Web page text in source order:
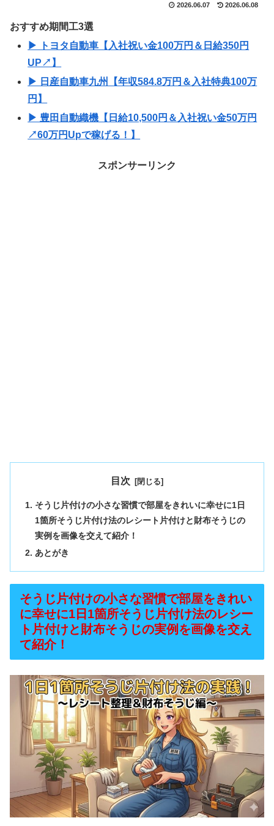
2026.06.07 2026.06.08
おすすめ期間工3選
▶ トヨタ自動車【入社祝い金100万円＆日給350円
UP↗】
▶ 日産自動車九州【年収584.8万円＆入社特典100万
円】
▶ 豊田自動織機【日給10,500円＆入社祝い金50万円
↗60万円Upで稼げる！】
スポンサーリンク
目次
そうじ片付けの小さな習慣で部屋をきれいに幸せに1日
1箇所そうじ片付け法のレシート片付けと財布そうじの
実例を画像を交えて紹介！
あとがき
そうじ片付けの小さな習慣で部屋をきれい
に幸せに1日1箇所そうじ片付け法のレシー
ト片付けと財布そうじの実例を画像を交え
て紹介！